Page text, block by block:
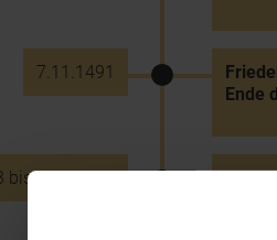
7.11.1491
Ende
bis 7.12.1493